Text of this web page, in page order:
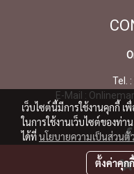
Tel.
E-Mail :
เว็บไซต์นี้มีการใช้งานคุกกี้
ในการใช้งานเว็บไซต์ของท่
ได้ที่นโยบายความเป็นส่วนตัว
ตั้งค่าคุกกี้